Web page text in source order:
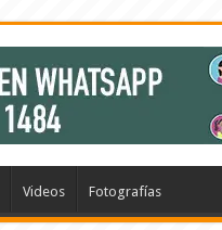
Videos Fotografías